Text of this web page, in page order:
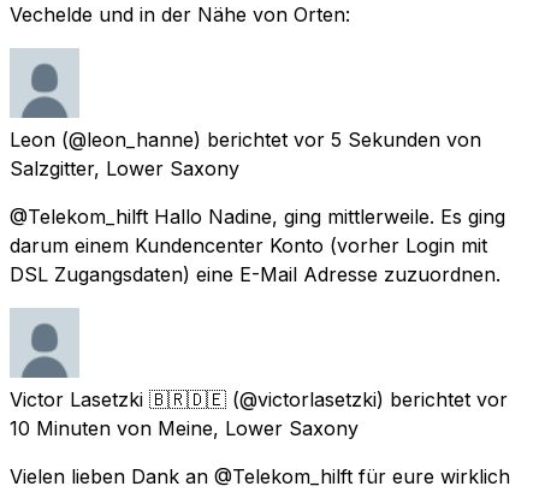
Vechelde und in der Nähe von Orten:
Leon (@leon_hanne) berichtet vor 5 Sekunden von
Salzgitter, Lower Saxony
@Telekom_hilft Hallo Nadine, ging mittlerweile. Es ging
darum einem Kundencenter Konto (vorher Login mit
DSL Zugangsdaten) eine E-Mail Adresse zuzuordnen.
Victor Lasetzki 🇧🇷🇩🇪 (@victorlasetzki) berichtet vor
10 Minuten von Meine, Lower Saxony
Vielen lieben Dank an @Telekom_hilft für eure wirklich